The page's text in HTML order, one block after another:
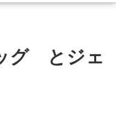
グ とジェ